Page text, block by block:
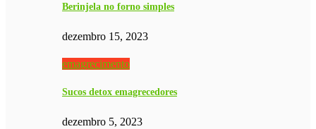
Berinjela no forno simples
dezembro 15, 2023
emagrecimento
Sucos detox emagrecedores
dezembro 5, 2023